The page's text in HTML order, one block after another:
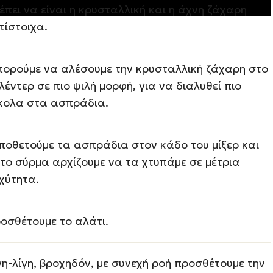
να είναι η κρυσταλλική και η άχνη ζάχαρη
να αλέσουμε την κρυσταλλική ζάχαρη στο
σε πιο ψιλή μορφή, για να διαλυθεί πιο
στα ασπράδια.
τα ασπράδια στον κάδο του μίξερ και
σύρμα αρχίζουμε να τα χτυπάμε σε μέτρια
το αλάτι.
λίγη, βροχηδόν, µε συνεχή ροή προσθέτουμε την